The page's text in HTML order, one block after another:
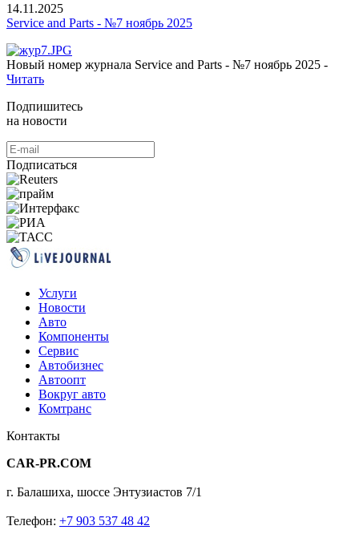
14.11.2025
Service and Parts - №7 ноябрь 2025
Новый номер журнала Service and Parts - №7 ноябрь 2025 -
Читать
Подпишитесь
на новости
Подписаться
Услуги
Новости
Авто
Компоненты
Сервис
Автобизнес
Автоопт
Вокруг авто
Комтранс
Контакты
CAR-PR.COM
г. Балашиха, шоссе Энтузиастов 7/1
Телефон: +7 903 537 48 42